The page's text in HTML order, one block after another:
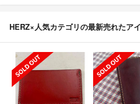
HERZ×人気カテゴリの最新売れたア